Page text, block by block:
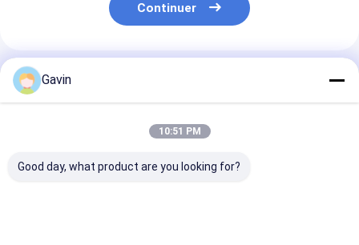
Continuer
Produits Recommandés
Gavin
10:51 PM
Good day, what product are you looking for?